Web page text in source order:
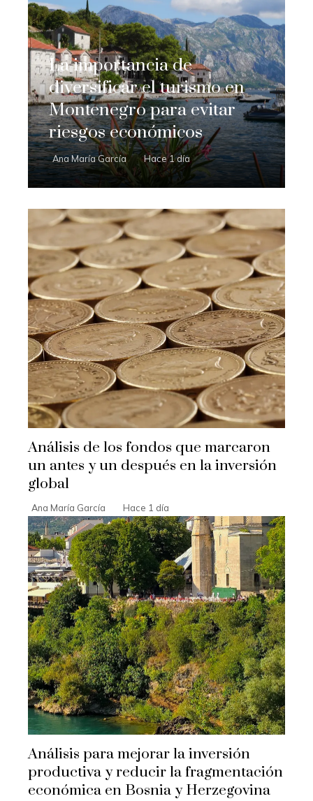
La importancia de
diversificar el turismo en
Montenegro para evitar
riesgos económicos
Ana María García Hace 1 día
Análisis de los fondos que marcaron
un antes y un después en la inversión
global
Ana María García Hace 1 día
Análisis para mejorar la inversión
productiva y reducir la fragmentación
económica en Bosnia y Herzegovina